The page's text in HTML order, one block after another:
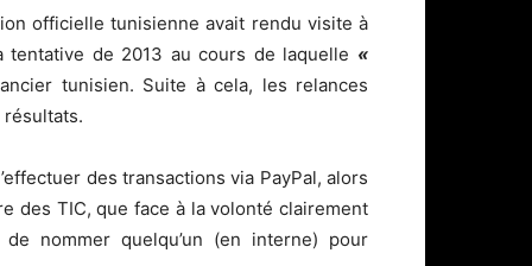
officielle tunisienne avait rendu visite à
de 2013 au cours de laquelle «
tunisien. Suite à cela, les relances
résultats.
des transactions via PayPal, alors
des TIC, que face à la volonté clairement
nommer quelqu’un (en interne) pour